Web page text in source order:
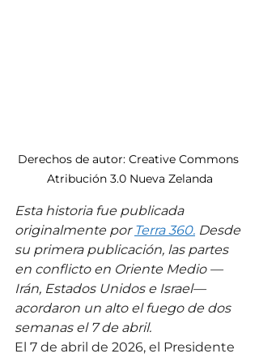
Derechos de autor: Creative Commons
Atribución 3.0 Nueva Zelanda
Esta historia fue publicada
originalmente por Terra 360. Desde
su primera publicación, las partes
en conflicto en Oriente Medio —
Irán, Estados Unidos e Israel—
acordaron un alto el fuego de dos
semanas el 7 de abril.
El 7 de abril de 2026, el Presidente